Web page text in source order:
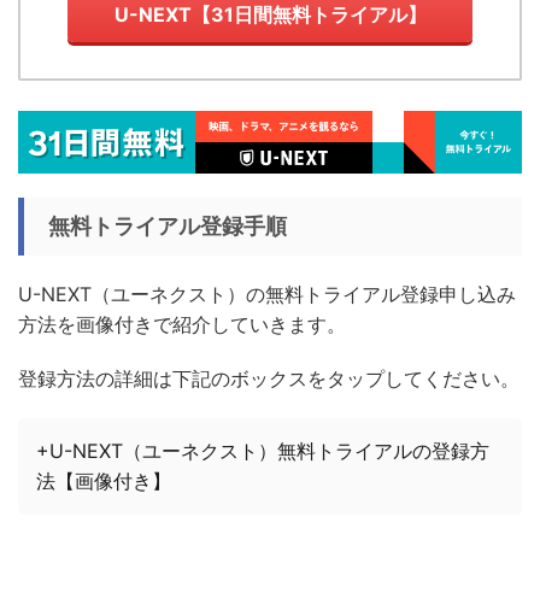
U-NEXT【31日間無料トライアル】
無料トライアル登録手順
U-NEXT（ユーネクスト）の無料トライアル登録申し込み
方法を画像付きで紹介していきます。
登録方法の詳細は下記のボックスをタップしてください。
+U-NEXT（ユーネクスト）無料トライアルの登録方
法【画像付き】